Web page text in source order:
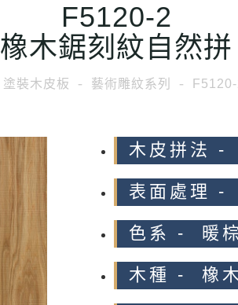
F5120-2
橡木鋸刻紋自然拼
塗裝木皮板 藝術雕紋系列
木皮拼法 -
表面處理 -
色系 - 暖
木種 - 橡木